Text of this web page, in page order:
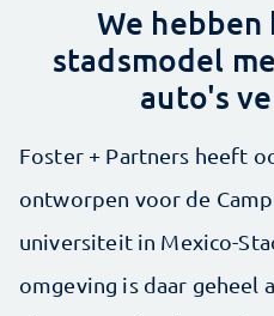
We
stadsmodel
auto's
Foster + Partners heeft
ontworpen voor de
universiteit in Mexico-
omgeving is daar geheel